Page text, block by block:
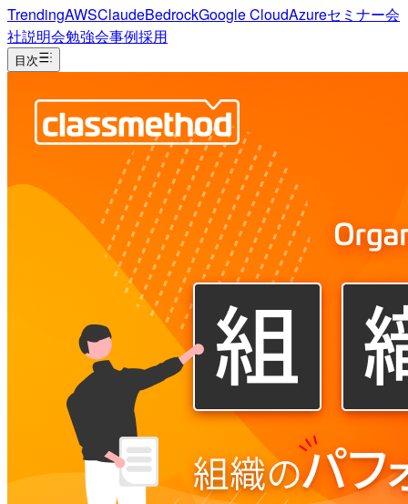
TrendingAWSClaudeBedrockGoogle CloudAzureセミナー会
社説明会勉強会事例採用
目次